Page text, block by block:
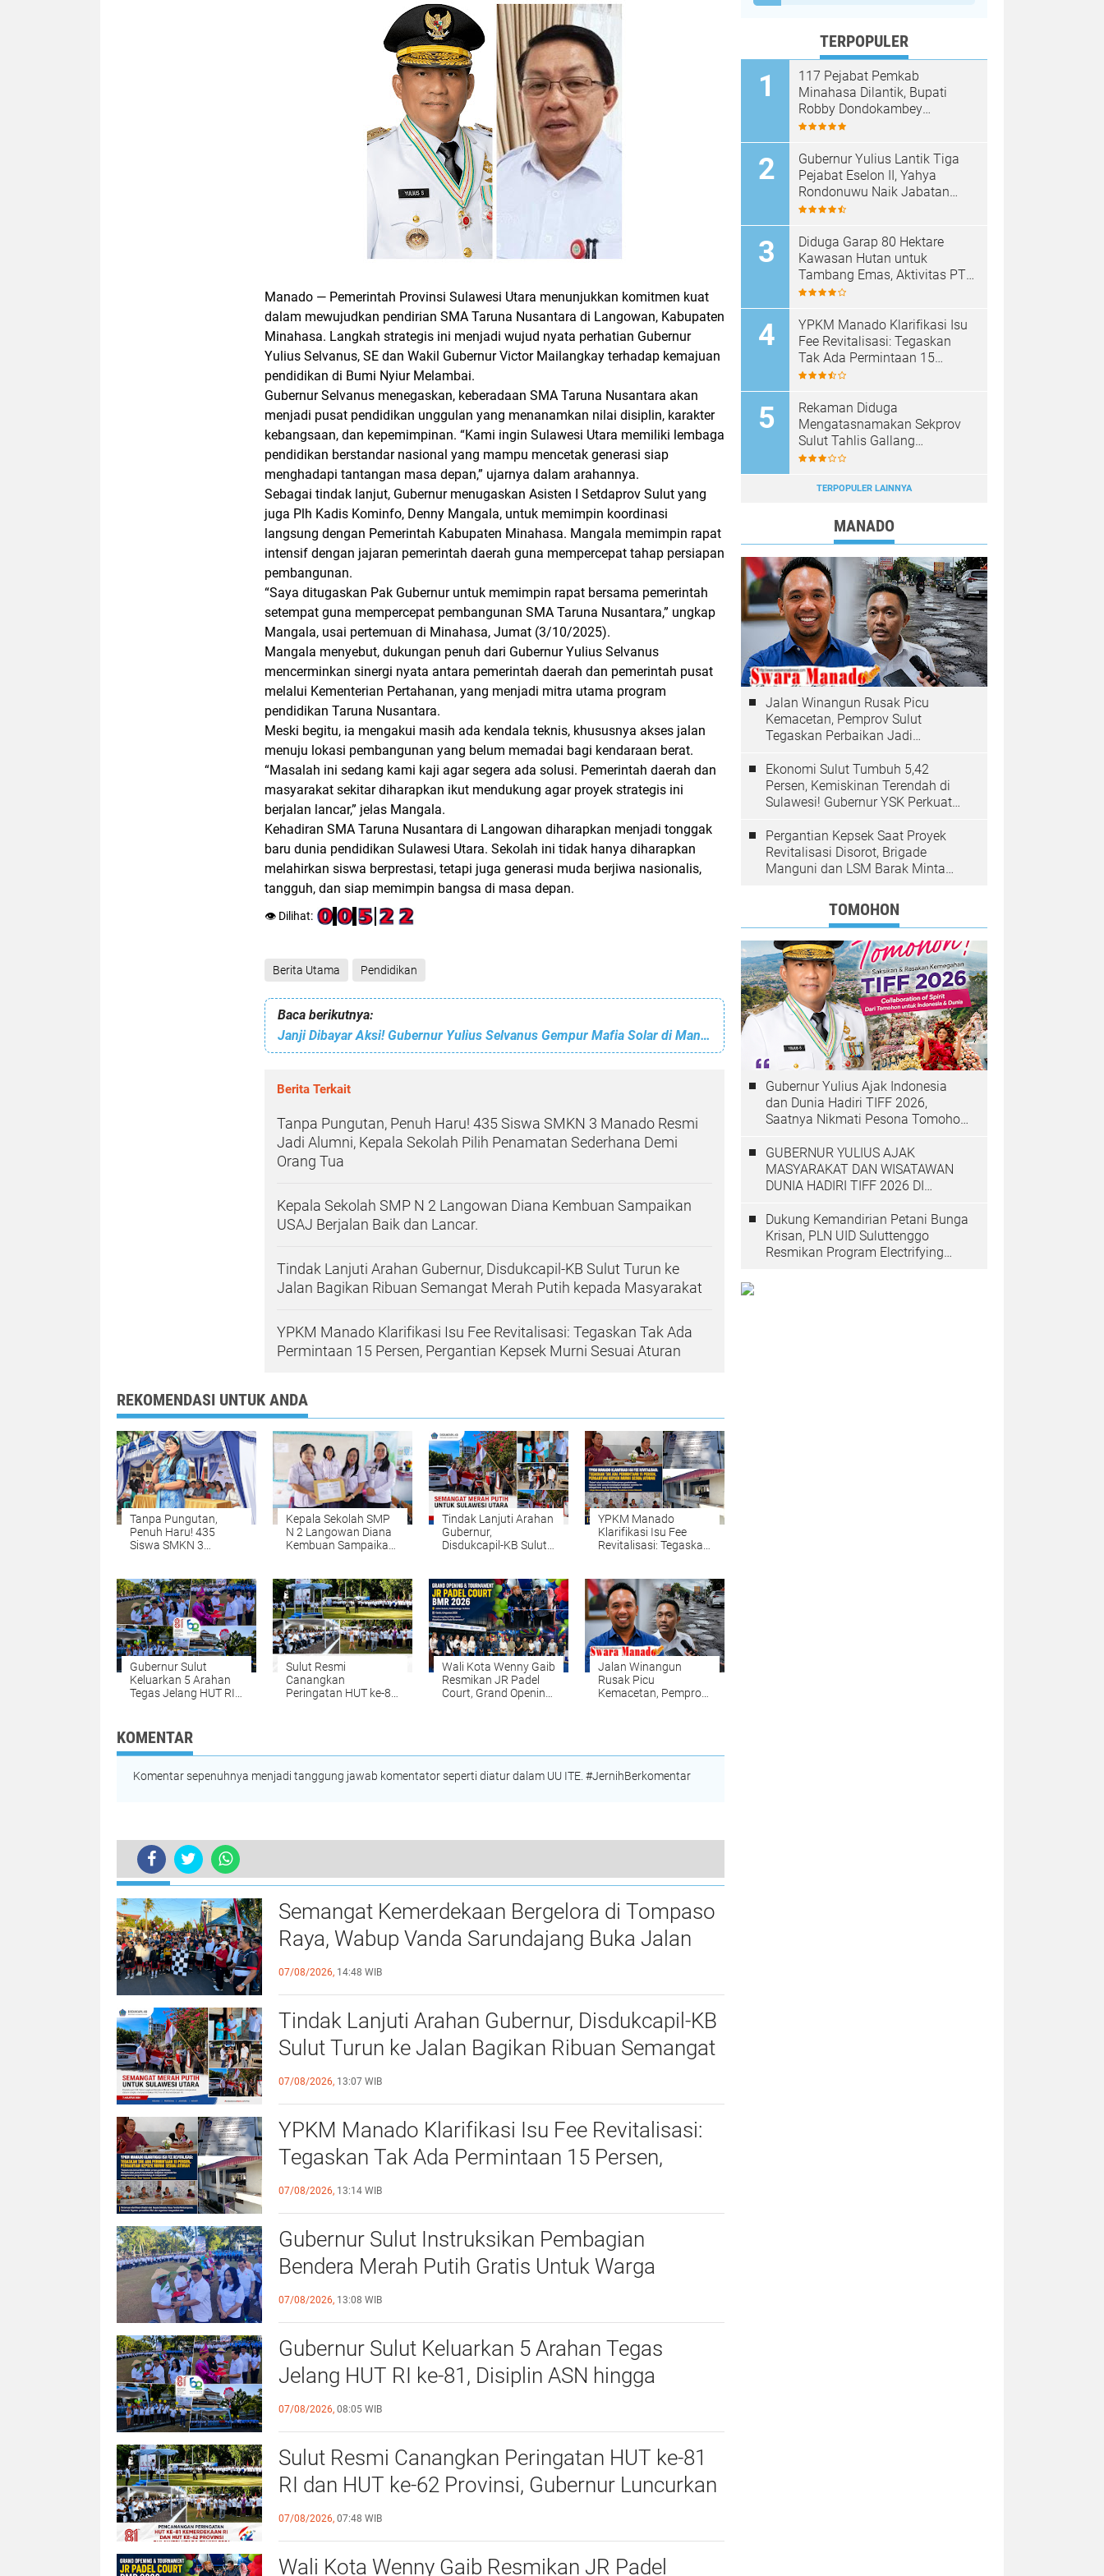
Manado — Pemerintah Provinsi Sulawesi Utara menunjukkan komitmen kuat
dalam mewujudkan pendirian SMA Taruna Nusantara di Langowan, Kabupaten
Minahasa. Langkah strategis ini menjadi wujud nyata perhatian Gubernur
Yulius Selvanus, SE dan Wakil GubernurVictor Mailangkay terhadap kemajuan
pendidikan di Bumi Nyiur Melambai.
Gubernur Selvanus menegaskan, keberadaan SMA Taruna Nusantara akan
menjadi pusat pendidikan unggulan yang menanamkan nilai disiplin, karakter
kebangsaan, dan kepemimpinan. “Kami ingin Sulawesi Utara memiliki lembaga
pendidikan berstandar nasional yang mampu mencetak generasi siap
menghadapi tantangan masa depan,” ujarnya dalam arahannya.
Sebagai tindak lanjut, Gubernur menugaskan Asisten I Setdaprov Sulut yang
juga Plh Kadis Kominfo, Denny Mangala, untuk memimpin koordinasi
langsung dengan Pemerintah Kabupaten Minahasa. Mangala memimpin rapat
intensif dengan jajaran pemerintah daerah guna mempercepat tahap persiapan
pembangunan.
“Saya ditugaskan Pak Gubernur untuk memimpin rapat bersama pemerintah
setempat guna mempercepat pembangunan SMA Taruna Nusantara,” ungkap
Mangala, usai pertemuan di Minahasa, Jumat (3/10/2025).
Mangala menyebut, dukungan penuh dari Gubernur Yulius Selvanus
mencerminkan sinergi nyata antara pemerintah daerah dan pemerintah pusat
melalui Kementerian Pertahanan, yang menjadi mitra utama program
pendidikan Taruna Nusantara.
Meski begitu, ia mengakui masih ada kendala teknis, khususnya akses jalan
menuju lokasi pembangunan yang belum memadai bagi kendaraan berat.
“Masalah ini sedang kami kaji agar segera ada solusi. Pemerintah daerah dan
masyarakat sekitar diharapkan ikut mendukung agar proyek strategis ini
berjalan lancar,” jelas Mangala.
Kehadiran SMA Taruna Nusantara di Langowan diharapkan menjadi tonggak
baru dunia pendidikan Sulawesi Utara. Sekolah ini tidak hanya diharapkan
melahirkan siswa berprestasi, tetapi juga generasi muda berjiwa nasionalis,
tangguh, dan siap memimpin bangsa di masa depan.
👁️ Dilihat:
Berita Utama Pendidikan
Baca berikutnya:
Janji Dibayar Aksi! Gubernur Yulius Selvanus Gempur Mafia Solar di Manado
Berita Terkait
Tanpa Pungutan, Penuh Haru! 435 Siswa SMKN 3 Manado Resmi
Jadi Alumni, Kepala Sekolah Pilih Penamatan Sederhana Demi
Orang Tua
Kepala Sekolah SMP N 2 Langowan Diana Kembuan Sampaikan
USAJ Berjalan Baik dan Lancar.
Tindak Lanjuti Arahan Gubernur, Disdukcapil-KB Sulut Turun ke
Jalan Bagikan Ribuan Semangat Merah Putih kepada Masyarakat
YPKM Manado Klarifikasi Isu Fee Revitalisasi: Tegaskan Tak Ada
Permintaan 15 Persen, Pergantian Kepsek Murni Sesuai Aturan
REKOMENDASI UNTUK ANDA
Tanpa Pungutan,
Penuh Haru! 435
Siswa SMKN 3
Sekolah Pilih
Penamatan
Sederhana Demi
Orang Tua
Kepala Sekolah SMP
N 2 Langowan Diana
Kembuan Sampaikan
Tindak Lanjuti Arahan
Gubernur,
Disdukcapil-KB Sulut
Semangat Merah
Putih kepada
Masyarakat
YPKM Manado
Klarifikasi Isu Fee
Revitalisasi: Tegaskan
Kepsek Murni Sesuai
Aturan
Gubernur Sulut
Keluarkan 5 Arahan
Tegas Jelang HUT RI
Nino Jadi Sorotan
Sulut Resmi
Canangkan
Peringatan HUT ke-81
hingga Pembagian
Jutaan Bibit Kelapa
Wali Kota Wenny Gaib
Resmikan JR Padel
Court, Grand Opening
Jalan Winangun
Rusak Picu
Kemacetan, Pemprov
KOMENTAR
Komentar sepenuhnya menjadi tanggung jawab komentator seperti diatur dalam UU ITE. #JernihBerkomentar
Gubernur Yulius Selvanus Gaspol Wujudkan SMA Taruna Nusantara di Langowan: Sulut Siap Cetak Generasi Tangguh dan Berkarakter
TERKINI
Semangat Kemerdekaan Bergelora di Tompaso
Raya, Wabup Vanda Sarundajang Buka Jalan
Sehat dan Ajak Warga Perkuat Persatuan
07/08/2026, 14:48 WIB
Tindak Lanjuti Arahan Gubernur, Disdukcapil-KB
Sulut Turun ke Jalan Bagikan Ribuan Semangat
Merah Putih kepada Masyarakat
07/08/2026, 13:07 WIB
YPKM Manado Klarifikasi Isu Fee Revitalisasi:
Tegaskan Tak Ada Permintaan 15 Persen,
Pergantian Kepsek Murni Sesuai Aturan
07/08/2026, 13:14 WIB
Gubernur Sulut Instruksikan Pembagian
Bendera Merah Putih Gratis Untuk Warga
Kurang Mampu, Semangat Kemerdekaan Harus
Dirasakan Semua
07/08/2026, 13:08 WIB
Gubernur Sulut Keluarkan 5 Arahan Tegas
Jelang HUT RI ke-81, Disiplin ASN hingga
Antisipasi El Nino Jadi Sorotan
07/08/2026, 08:05 WIB
Sulut Resmi Canangkan Peringatan HUT ke-81
RI dan HUT ke-62 Provinsi, Gubernur Luncurkan
Program Pemutihan Pajak hingga Pembagian
Jutaan Bibit Kelapa
07/08/2026, 07:48 WIB
Wali Kota Wenny Gaib Resmikan JR Padel
TERPOPULER
117 Pejabat Pemkab
Minahasa Dilantik, Bupati
Robby Dondokambey
Tekankan Integritas dan
Gubernur Yulius Lantik Tiga
Pejabat Eselon II, Yahya
Rondonuwu Naik Jabatan
Pimpin Dinas Pendidikan
Diduga Garap 80 Hektare
Kawasan Hutan untuk
Tambang Emas, Aktivitas PT
Sinar Mobagu Group Diselidiki
YPKM Manado Klarifikasi Isu
Fee Revitalisasi: Tegaskan
Tak Ada Permintaan 15
Persen, Pergantian Kepsek
Rekaman Diduga
Mengatasnamakan Sekprov
Sulut Tahlis Gallang
Dipastikan Hoaks, Masyarakat
TERPOPULER LAINNYA
MANADO
Jalan Winangun Rusak Picu
Kemacetan, Pemprov Sulut
Tegaskan Perbaikan Jadi
Ekonomi Sulut Tumbuh 5,42
Persen, Kemiskinan Terendah di
Sulawesi! Gubernur YSK Perkuat
Rakyat
Pergantian Kepsek Saat Proyek
Revitalisasi Disorot, Brigade
Manguni dan LSM Barak Minta
TOMOHON
Gubernur Yulius Ajak Indonesia
dan Dunia Hadiri TIFF 2026,
Saatnya Nikmati Pesona Tomohon
GUBERNUR YULIUS AJAK
MASYARAKAT DAN WISATAWAN
DUNIA HADIRI TIFF 2026 DI
Dukung Kemandirian Petani Bunga
Krisan, PLN UID Suluttenggo
Resmikan Program Electrifying